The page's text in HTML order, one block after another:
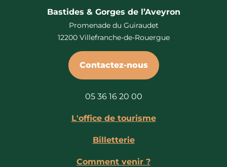
Bastides & Gorges de l’Aveyron
Promenade du Guiraudet
12200 Villefranche-de-Rouergue
Contactez-nous
05 36 16 20 00
L'office de tourisme
Billetterie
Comment venir ?